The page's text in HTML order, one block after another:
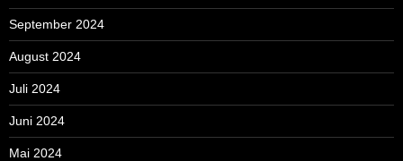
September 2024
August 2024
Juli 2024
Juni 2024
Mai 2024